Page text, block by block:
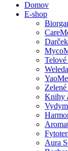
Domov
E-shop
Weleda
Knihy
Aura